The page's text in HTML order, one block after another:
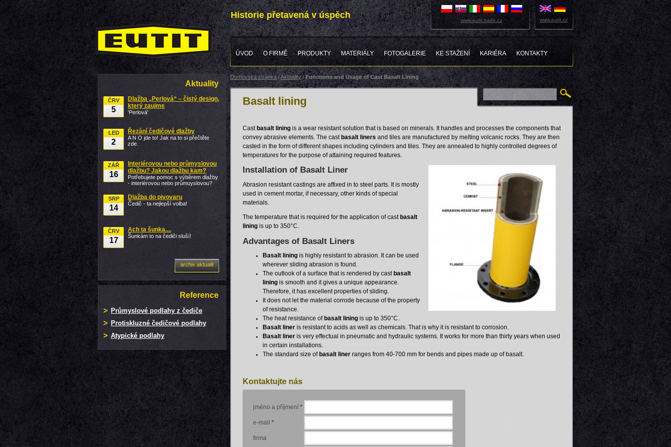
Historie přetavená v úspěch
ÚVOD O FIRMĚ PRODUKTY MATERIÁLY FOTOGALERIE KE STAŽENÍ KARIÉRA KONTAKTY
www.eutit.trade.cz www.eutit.cz
Domovská stránka/Aktuality/Functions and Usage of Cast Basalt Lining
Basalt lining
Cast basalt lining is a wear resistant solution that is based on minerals. It handles and processes the components that
convey abrasive elements. The cast basalt liners and tiles are manufactured by melting volcanic rocks. They are then
casted in the form of different shapes including cylinders and tiles. They are annealed to highly controlled degrees of
temperatures for the purpose of attaining required features.
Installation of Basalt Liner
Abrasion resistant castings are affixed in to steel parts. It is mostly
used in cement mortar, if necessary, other kinds of special
materials.
The temperature that is required for the application of cast basalt
lining is up to 350°C.
Advantages of Basalt Liners
Basalt lining is highly resistant to abrasion. It can be used
wherever sliding abrasion is found.
The outlook of a surface that is rendered by cast basalt
lining is smooth and it gives a unique appearance.
Therefore, it has excellent properties of sliding.
It does not let the material corrode because of the property
of resistance.
The heat resistance of basalt lining is up to 350°C.
Basalt liner is resistant to acids as well as chemicals. That is why it is resistant to corrosion.
Basalt liner is very effectual in pneumatic and hydraulic systems. It works for more than thirty years when used
in certain installations.
The standard size of basalt liner ranges from 40-700 mm for bends and pipes made up of basalt.
Kontaktujte nás
jméno a příjmení *
e-mail *
firma
Aktuality
ČRV
5
Dlažba „Perlová“ – čistý design,
který zaujme
'Perlová'
LED
2
Řezání čedičové dlažby
A N O jde to! Jak na to si přečtěte
zde.
ZÁŘ
16
Interiérovou nebo průmyslovou
dlažbu? Jakou dlažbu kam?
Potřebujete pomoc s výběrem dlažby
- interiérovou nebo průmuyslovou?
SRP
14
Dlažba do pivovaru
Čedič - ta nejlepší volba!
ČRV
17
Ach ta šunka....
Šunkám to na čediči sluší!
archiv aktualit
Reference
Průmyslové podlahy z čediče
Protiskluzné čedičové podlahy
Atypické podlahy